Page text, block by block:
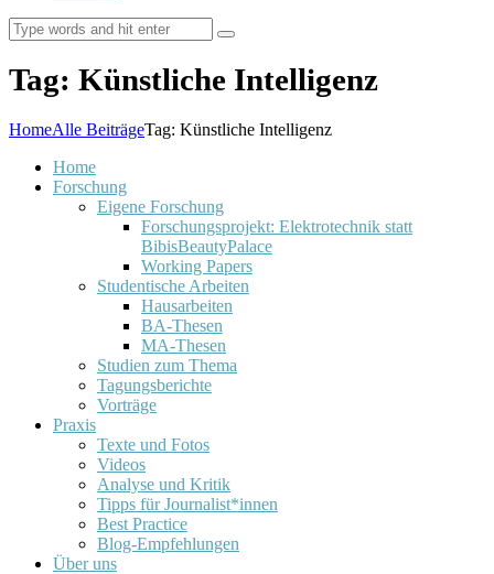
Tag: Künstliche Intelligenz
HomeAlle BeiträgeTag: Künstliche Intelligenz
Home
Forschung
Eigene Forschung
Forschungsprojekt: Elektrotechnik statt
BibisBeautyPalace
Working Papers
Studentische Arbeiten
Hausarbeiten
BA-Thesen
MA-Thesen
Studien zum Thema
Tagungsberichte
Vorträge
Praxis
Texte und Fotos
Videos
Analyse und Kritik
Tipps für Journalist*innen
Best Practice
Blog-Empfehlungen
Über uns